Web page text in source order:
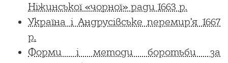
Ніжинської «чорної» ради 1663 р.
Україна і Андрусівське перемир’я 1667
р.
Форми і методи боротьби за